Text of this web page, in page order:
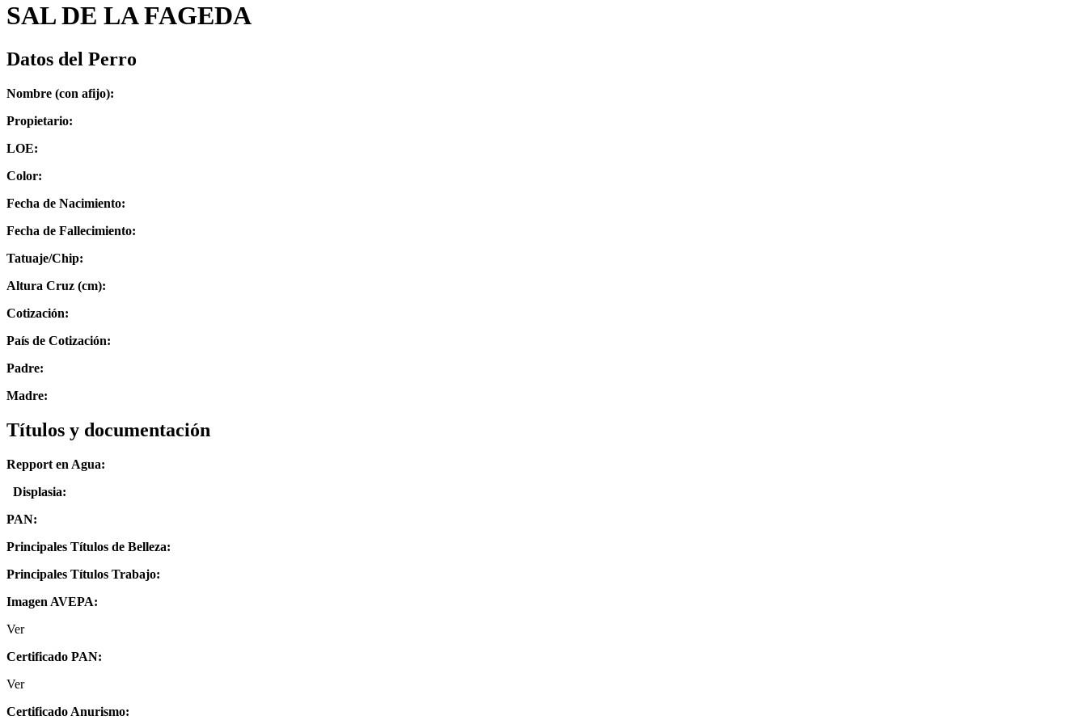
SAL DE LA FAGEDA
Datos del Perro
Nombre (con afijo):
Propietario:
LOE:
Color:
Fecha de Nacimiento:
Fecha de Fallecimiento:
Tatuaje/Chip:
Altura Cruz (cm):
Cotización:
País de Cotización:
Padre:
Madre:
Títulos y documentación
Repport en Agua:
Displasia:
PAN:
Principales Títulos de Belleza:
Principales Títulos Trabajo:
Imagen AVEPA:
Ver
Certificado PAN:
Ver
Certificado Anurismo: